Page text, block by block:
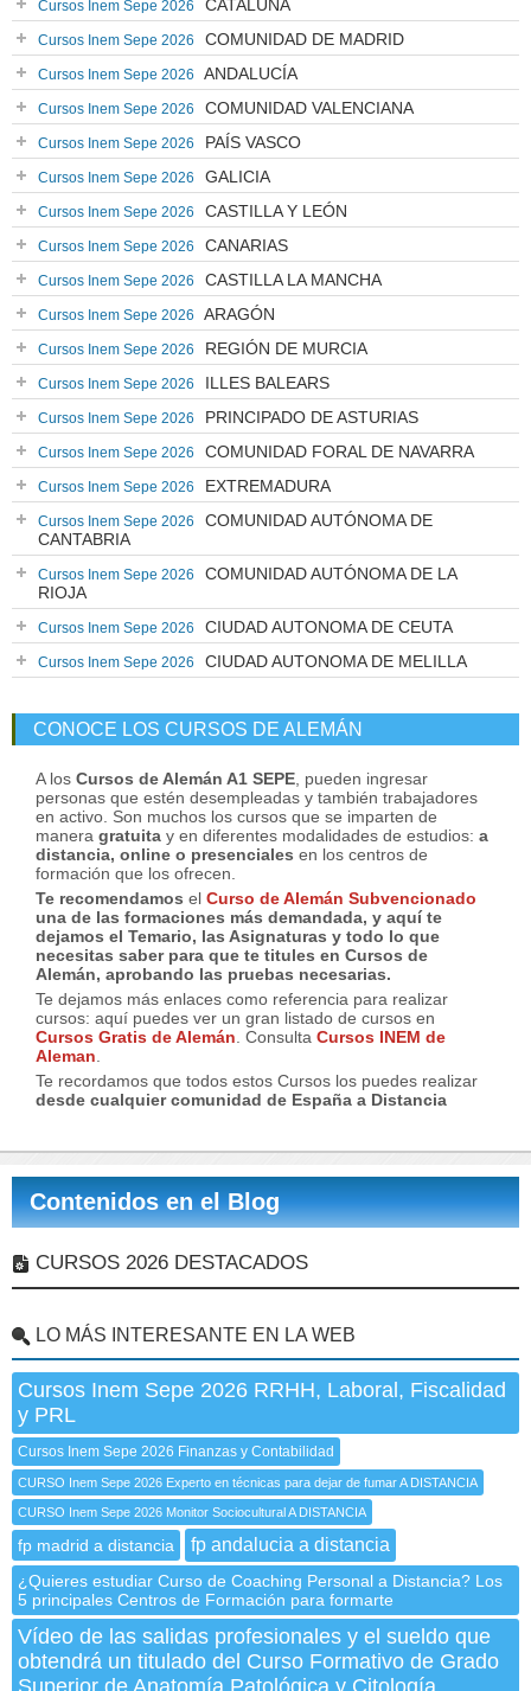
Cursos Inem Sepe 2026 CATALUÑA
Cursos Inem Sepe 2026 COMUNIDAD DE MADRID
Cursos Inem Sepe 2026 ANDALUCÍA
Cursos Inem Sepe 2026 COMUNIDAD VALENCIANA
Cursos Inem Sepe 2026 PAÍS VASCO
Cursos Inem Sepe 2026 GALICIA
Cursos Inem Sepe 2026 CASTILLA Y LEÓN
Cursos Inem Sepe 2026 CANARIAS
Cursos Inem Sepe 2026 CASTILLA LA MANCHA
Cursos Inem Sepe 2026 ARAGÓN
Cursos Inem Sepe 2026 REGIÓN DE MURCIA
Cursos Inem Sepe 2026 ILLES BALEARS
Cursos Inem Sepe 2026 PRINCIPADO DE ASTURIAS
Cursos Inem Sepe 2026 COMUNIDAD FORAL DE NAVARRA
Cursos Inem Sepe 2026 EXTREMADURA
Cursos Inem Sepe 2026
COMUNIDAD AUTÓNOMA DE
CANTABRIA
Cursos Inem Sepe 2026
COMUNIDAD AUTÓNOMA DE LA
RIOJA
Cursos Inem Sepe 2026 CIUDAD AUTONOMA DE CEUTA
Cursos Inem Sepe 2026 CIUDAD AUTONOMA DE MELILLA
CONOCE LOS CURSOS DE ALEMÁN
A los Cursos de Alemán A1 SEPE , pueden ingresar
personas que estén desempleadas y también trabajadores
en activo. Son muchos los cursos que se imparten de
manera gratuita y en diferentes modalidades de estudios: a
distancia, online o presenciales en los centros de
formación que los ofrecen.
Te recomendamos el Curso de Alemán Subvencionado
una de las formaciones más demandada, y aquí te
dejamos el Temario, las Asignaturas y todo lo que
necesitas saber para que te titules en Cursos de
Alemán, aprobando las pruebas necesarias.
Te dejamos más enlaces como referencia para realizar
cursos: aquí puedes ver un gran listado de cursos en
Cursos Gratis de Alemán . Consulta Cursos INEM de
Aleman
Te recordamos que todos estos Cursos los puedes realizar
desde cualquier comunidad de España a Distancia
Contenidos en el Blog
CURSOS 2026 DESTACADOS
LO MÁS INTERESANTE EN LA WEB
Cursos Inem Sepe 2026 RRHH, Laboral, Fiscalidad
y PRL
Cursos Inem Sepe 2026 Finanzas y Contabilidad
CURSO Inem Sepe 2026 Experto en técnicas para dejar de fumar A DISTANCIA
CURSO Inem Sepe 2026 Monitor Sociocultural A DISTANCIA
fp madrid a distancia fp andalucia a distancia
¿Quieres estudiar Curso de Coaching Personal a Distancia? Los
5 principales Centros de Formación para formarte
Vídeo de las salidas profesionales y el sueldo que
obtendrá un titulado del Curso Formativo de Grado
Superior de Anatomía Patológica y Citología